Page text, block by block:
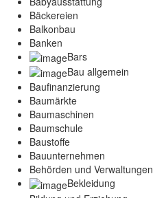
Bäckereien
Balkonbau
Banken
Bars
Bau allgemein
Baufinanzierung
Baumärkte
Baumaschinen
Baumschule
Baustoffe
Bauunternehmen
Behörden und Verwaltungen
Bekleidung